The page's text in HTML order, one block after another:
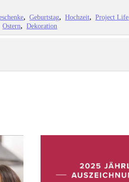
Geburtstag Hochzeit Project Life
Ostern Dekoration